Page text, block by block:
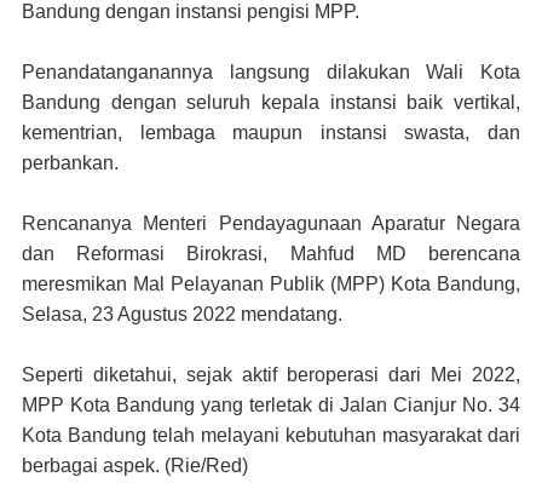
Bandung dengan instansi pengisi MPP.
Penandatanganannya langsung dilakukan Wali Kota
Bandung dengan seluruh kepala instansi baik vertikal,
kementrian, lembaga maupun instansi swasta, dan
perbankan.
Rencananya Menteri Pendayagunaan Aparatur Negara
dan Reformasi Birokrasi, Mahfud MD berencana
meresmikan Mal Pelayanan Publik (MPP) Kota Bandung,
Selasa, 23 Agustus 2022 mendatang.
Seperti diketahui, sejak aktif beroperasi dari Mei 2022,
MPP Kota Bandung yang terletak di Jalan Cianjur No. 34
Kota Bandung telah melayani kebutuhan masyarakat dari
berbagai aspek. (Rie/Red)